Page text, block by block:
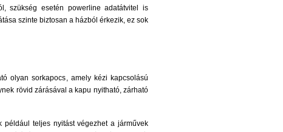
szükség esetén powerline adatátvitel is
szinte biztosan a házból érkezik, ez sok
olyan sorkapocs, amely kézi kapcsolású
rövid zárásával a kapu nyitható, zárható
teljes nyitást végezhet a járművek